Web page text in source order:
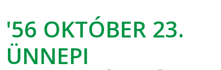
'56 OKTÓBER 23.
ÜNNEPI